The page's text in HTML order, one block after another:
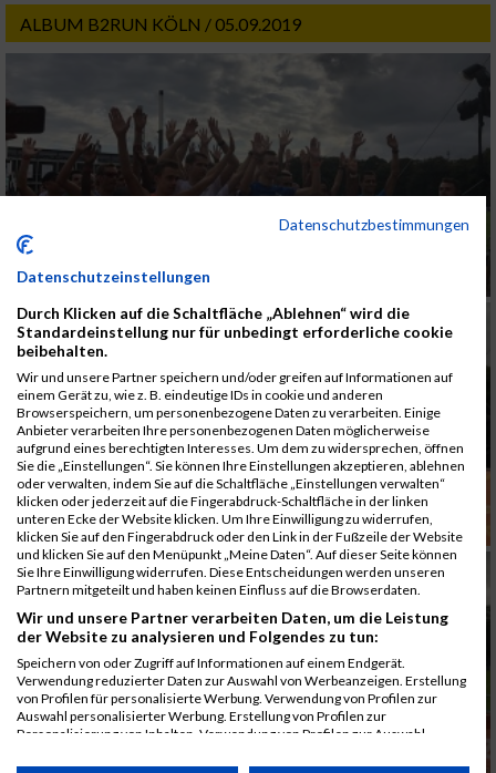
ALBUM B2RUN KÖLN / 05.09.2019
Datenschutzbestimmungen
Datenschutzeinstellungen
Durch Klicken auf die Schaltfläche „Ablehnen“ wird die
Standardeinstellung nur für unbedingt erforderliche cookie
beibehalten.
Wir und unsere Partner speichern und/oder greifen auf Informationen auf
einem Gerät zu, wie z. B. eindeutige IDs in cookie und anderen
Browserspeichern, um personenbezogene Daten zu verarbeiten. Einige
Anbieter verarbeiten Ihre personenbezogenen Daten möglicherweise
aufgrund eines berechtigten Interesses. Um dem zu widersprechen, öffnen
Sie die „Einstellungen“. Sie können Ihre Einstellungen akzeptieren, ablehnen
oder verwalten, indem Sie auf die Schaltfläche „Einstellungen verwalten“
klicken oder jederzeit auf die Fingerabdruck-Schaltfläche in der linken
unteren Ecke der Website klicken. Um Ihre Einwilligung zu widerrufen,
klicken Sie auf den Fingerabdruck oder den Link in der Fußzeile der Website
und klicken Sie auf den Menüpunkt „Meine Daten“. Auf dieser Seite können
Sie Ihre Einwilligung widerrufen. Diese Entscheidungen werden unseren
Partnern mitgeteilt und haben keinen Einfluss auf die Browserdaten.
Wir und unsere Partner verarbeiten Daten, um die Leistung
der Website zu analysieren und Folgendes zu tun:
Speichern von oder Zugriff auf Informationen auf einem Endgerät.
Verwendung reduzierter Daten zur Auswahl von Werbeanzeigen. Erstellung
von Profilen für personalisierte Werbung. Verwendung von Profilen zur
Auswahl personalisierter Werbung. Erstellung von Profilen zur
Personalisierung von Inhalten. Verwendung von Profilen zur Auswahl
Performance von Inhalten. Analyse von Zielgruppen durch Statistiken oder